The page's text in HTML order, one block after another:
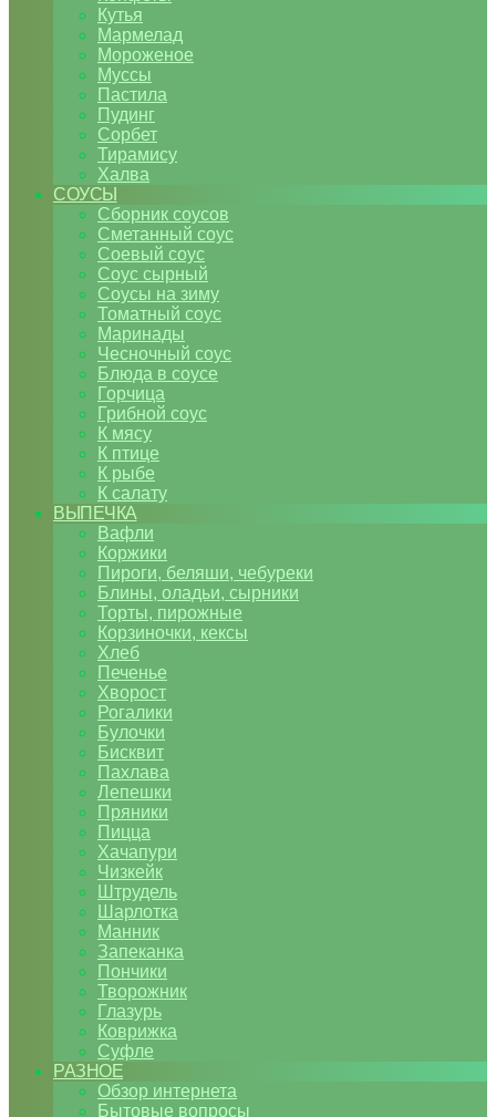
Кутья
Мармелад
Мороженое
Муссы
Пастила
Пудинг
Сорбет
Тирамису
Халва
СОУСЫ
Сборник соусов
Сметанный соус
Соевый соус
Соус сырный
Соусы на зиму
Томатный соус
Маринады
Чесночный соус
Блюда в соусе
Горчица
Грибной соус
К мясу
К птице
К рыбе
К салату
ВЫПЕЧКА
Вафли
Коржики
Пироги, беляши, чебуреки
Блины, оладьи, сырники
Торты, пирожные
Корзиночки, кексы
Хлеб
Печенье
Хворост
Рогалики
Булочки
Бисквит
Пахлава
Лепешки
Пряники
Пицца
Хачапури
Чизкейк
Штрудель
Шарлотка
Манник
Запеканка
Пончики
Творожник
Глазурь
Коврижка
Суфле
РАЗНОЕ
Обзор интернета
Бытовые вопросы